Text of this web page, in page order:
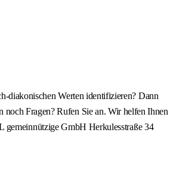
diakonischen Werten identifizieren? Dann
Fragen? Rufen Sie an. Wir helfen Ihnen
GmbH Herkulesstraße 34